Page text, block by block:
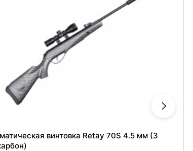
винтовка Retay 70S 4.5 мм (3